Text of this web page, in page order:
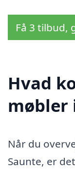
Få 3 tilbud,
Hvad
møbler
Når du
Saunte, er